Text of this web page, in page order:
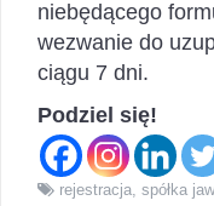
niebędącego
wezwanie do
ciągu 7 dni.
Podziel się!
rejestracja spółka